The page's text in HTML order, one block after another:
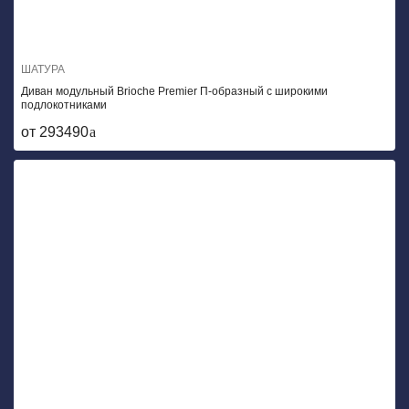
ШАТУРА
Диван модульный Brioche Premier П-образный с широкими
подлокотниками
от 293490